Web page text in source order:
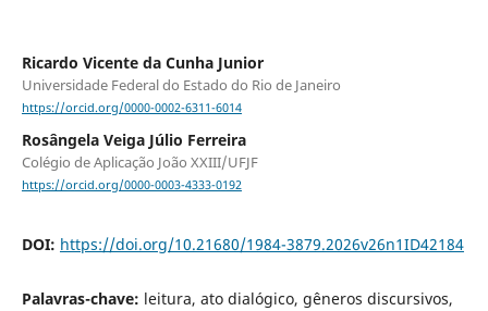
Ricardo Vicente da Cunha Junior
Universidade Federal do Estado do Rio de Janeiro
https://orcid.org/0000-0002-6311-6014
Rosângela Veiga Júlio Ferreira
Colégio de Aplicação João XXIII/UFJF
https://orcid.org/0000-0003-4333-0192
DOI: https://doi.org/10.21680/1984-3879.2026v26n1ID42184
Palavras-chave: leitura, ato dialógico, gêneros discursivos,